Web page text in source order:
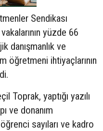
Sendikası
yüzde 66
danışmanlık ve
öğretmeni ihtiyaçlarının
Toprak, yaptığı yazılı
ve donanım
sayıları ve kadro